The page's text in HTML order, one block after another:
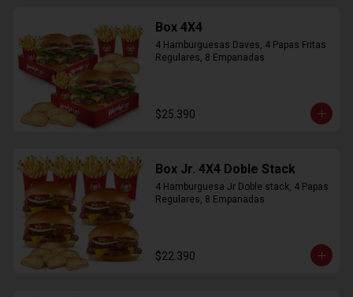
Box 4X4
4 Hamburguesas Daves, 4 Papas Fritas
Regulares, 8 Empanadas
$25.390
Box Jr. 4X4 Doble Stack
4 Hamburguesa Jr Doble stack, 4 Papas
Regulares, 8 Empanadas
$22.390